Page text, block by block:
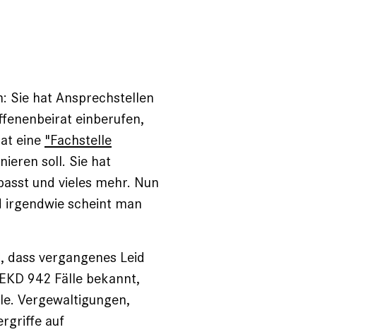
Sie hat Ansprechstellen
einberufen,
eine "Fachstelle
soll. Sie hat
und vieles mehr. Nun
irgendwie scheint man
dass vergangenes Leid
942 Fälle bekannt,
Vergewaltigungen,
auf